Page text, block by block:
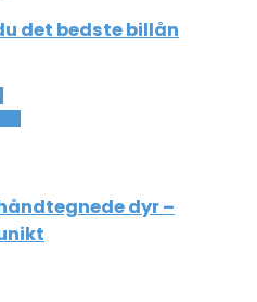
det bedste billån
dyr –